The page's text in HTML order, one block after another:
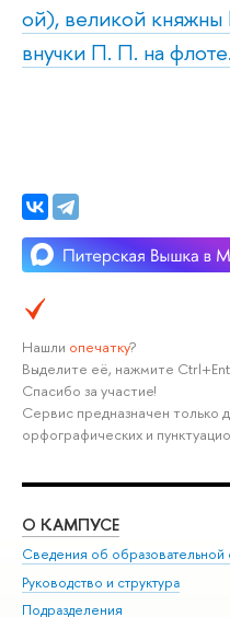
ой), великой
внучки П. П. на флоте.
Нашли опечатку?
Выделите её, нажмите
Спасибо за участие!
Сервис предназначен только
орфографических и
О КАМПУСЕ
Сведения об образовательной
Руководство и структура
Подразделения